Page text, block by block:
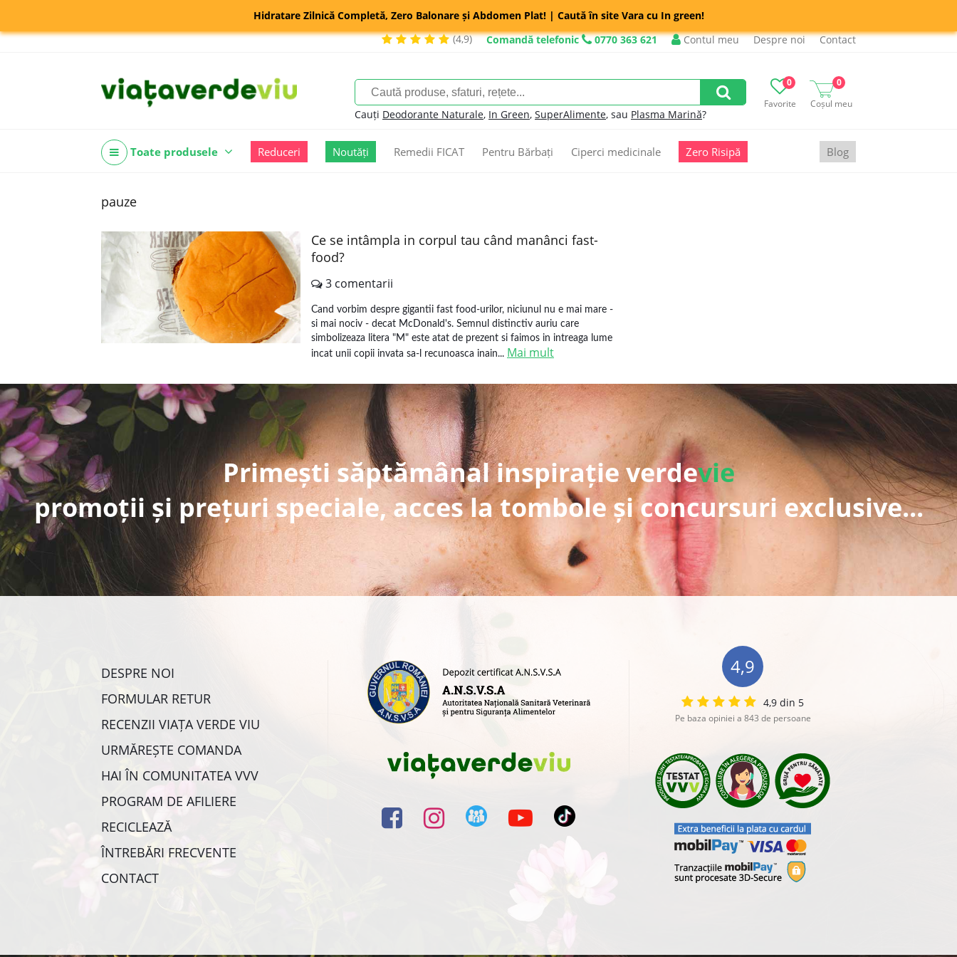
Hidratare Zilnică Completă, Zero Balonare și Abdomen Plat! | Caută în site Vara cu In green!
(4,9)
Comandă telefonic 0770 363 621 Contul meu Despre noi Contact
Favorite
0
Coșul meu
0
Cauți Deodorante Naturale, In Green, SuperAlimente, sau Plasma Marină?
Toate produsele Reduceri Noutăți Remedii FICAT Pentru Bărbați Ciperci medicinale Zero Risipă Blog
pauze
Ce se intâmpla in corpul tau când manânci fast-
food?
3 comentarii
Cand vorbim despre gigantii fast food-urilor, niciunul nu e mai mare -
si mai nociv - decat McDonald's. Semnul distinctiv auriu care
simbolizeaza litera "M" este atat de prezent si faimos in intreaga lume
incat unii copii invata sa-l recunoasca inain... Mai mult
Primești săptămânal inspirație verdevie
promoții și prețuri speciale, acces la tombole și concursuri exclusive...
DESPRE NOI
FORMULAR RETUR
RECENZII VIAȚA VERDE VIU
URMĂREȘTE COMANDA
HAI ÎN COMUNITATEA VVV
PROGRAM DE AFILIERE
RECICLEAZĂ
ÎNTREBĂRI FRECVENTE
CONTACT
4,9
4,9 din 5
Pe baza opiniei a 843 de persoane